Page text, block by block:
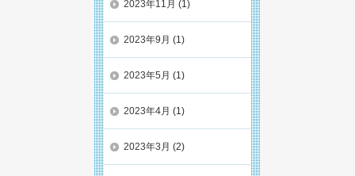
2023年11月 (1)
2023年9月 (1)
2023年5月 (1)
2023年4月 (1)
2023年3月 (2)